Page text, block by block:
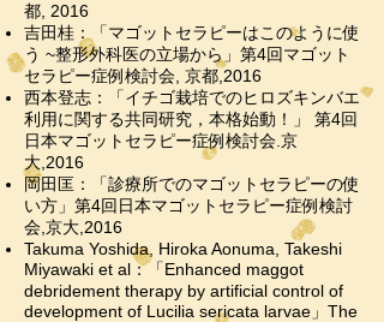
都, 2016
吉田桂：「マゴットセラピーはこのように使
う ~整形外科医の立場から」第4回マゴット
セラピー症例検討会, 京都,2016
西本登志：「イチゴ栽培でのヒロズキンバエ
利用に関する共同研究，本格始動！」 第4回
日本マゴットセラピー症例検討会.京
大,2016
岡田匡：「診療所でのマゴットセラピーの使
い方」第4回日本マゴットセラピー症例検討
会,京大,2016
Takuma Yoshida, Hiroka Aonuma, Takeshi
Miyawaki et al：「Enhanced maggot
debridement therapy by artificial control of
development of Lucilia sericata larvae」The